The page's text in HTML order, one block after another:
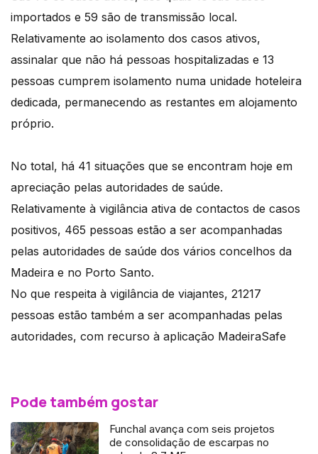
importados e 59 são de transmissão local.
Relativamente ao isolamento dos casos ativos,
assinalar que não há pessoas hospitalizadas e 13
pessoas cumprem isolamento numa unidade hoteleira
dedicada, permanecendo as restantes em alojamento
próprio.
No total, há 41 situações que se encontram hoje em
apreciação pelas autoridades de saúde.
Relativamente à vigilância ativa de contactos de casos
positivos, 465 pessoas estão a ser acompanhadas
pelas autoridades de saúde dos vários concelhos da
Madeira e no Porto Santo.
No que respeita à vigilância de viajantes, 21217
pessoas estão também a ser acompanhadas pelas
autoridades, com recurso à aplicação MadeiraSafe
Pode também gostar
Funchal avança com seis projetos
de consolidação de escarpas no